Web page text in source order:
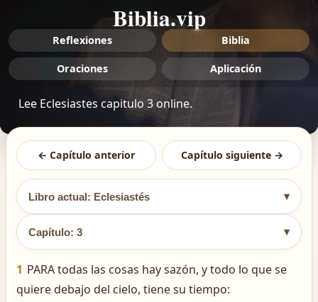
Biblia.vip
Reflexiones Biblia
Oraciones Aplicación
Lee Eclesiastes capitulo 3 online.
← Capítulo anterior Capítulo siguiente →
Libro actual: Eclesiastés ▾
Capítulo: 3 ▾
1 PARA todas las cosas hay sazón, y todo lo que se
quiere debajo del cielo, tiene su tiempo: